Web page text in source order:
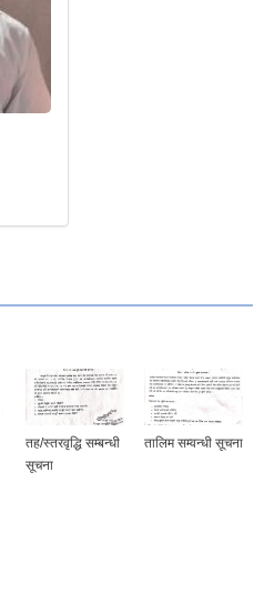
तह/स्तरवृद्धि सम्बन्धी
सूचना
तालिम सम्वन्धी सूचना